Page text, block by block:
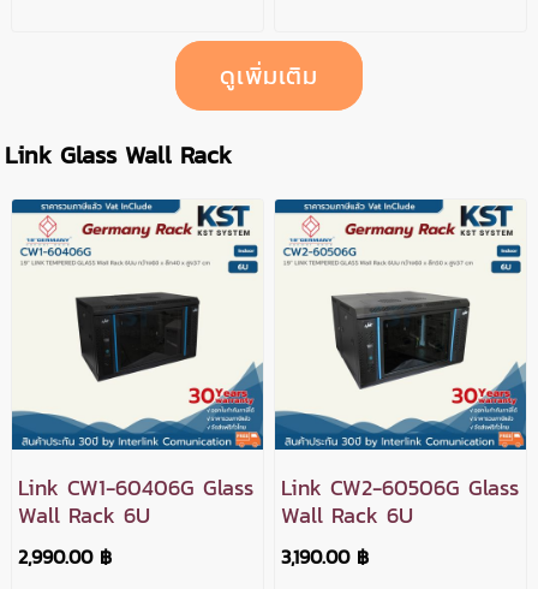
ดูเพิ่มเติม
Link Glass Wall Rack
Link CW1-60406G Glass
Wall Rack 6U
2,990.00 ฿
Link CW2-60506G Glass
Wall Rack 6U
3,190.00 ฿